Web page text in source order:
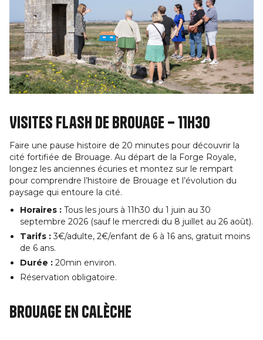
Visites Flash de Brouage – 11h30
Faire une pause histoire de 20 minutes pour découvrir la
cité fortifiée de Brouage. Au départ de la Forge Royale,
longez les anciennes écuries et montez sur le rempart
pour comprendre l’histoire de Brouage et l’évolution du
paysage qui entoure la cité.
Horaires : Tous les jours à 11h30 du 1 juin au 30
septembre 2026 (sauf le mercredi du 8 juillet au 26 août).
Tarifs :3€/adulte, 2€/enfant de 6 à 16 ans, gratuit moins
de 6 ans.
Durée : 20min environ.
Réservation obligatoire.
Brouage en calèche